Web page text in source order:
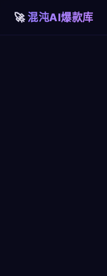
混沌AI爆款库